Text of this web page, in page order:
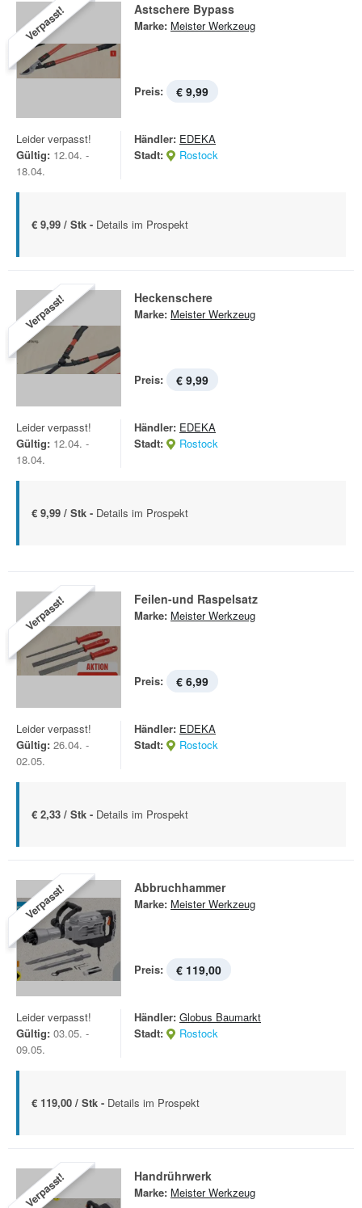
Verpasst! Astschere Bypass
Marke: Meister Werkzeug
Preis: € 9,99
Leider verpasst!
Gültig: 12.04. -
18.04.
Händler: EDEKA
Stadt:
Rostock
€ 9,99 / Stk - Details im Prospekt
Verpasst! Heckenschere
Marke: Meister Werkzeug
Preis: € 9,99
Leider verpasst!
Gültig: 12.04. -
18.04.
Händler: EDEKA
Stadt:
Rostock
€ 9,99 / Stk - Details im Prospekt
Verpasst! Feilen-und Raspelsatz
Marke: Meister Werkzeug
Preis: € 6,99
Leider verpasst!
Gültig: 26.04. -
02.05.
Händler: EDEKA
Stadt:
Rostock
€ 2,33 / Stk - Details im Prospekt
Verpasst! Abbruchhammer
Marke: Meister Werkzeug
Preis: € 119,00
Leider verpasst!
Gültig: 03.05. -
09.05.
Händler: Globus Baumarkt
Stadt:
Rostock
€ 119,00 / Stk - Details im Prospekt
Verpasst! Handrührwerk
Marke: Meister Werkzeug